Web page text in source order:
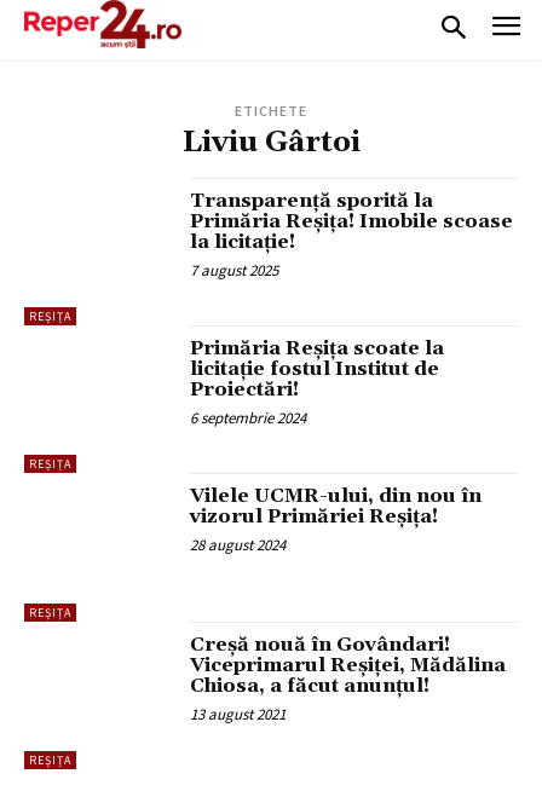
ETICHETE
Liviu Gârtoi
REȘIȚA
Transparență sporită la
Primăria Reșița! Imobile scoase
la licitație!
7 august 2025
REȘIȚA
Primăria Reșița scoate la
licitație fostul Institut de
Proiectări!
6 septembrie 2024
REȘIȚA
Vilele UCMR-ului, din nou în
vizorul Primăriei Reșița!
28 august 2024
REȘIȚA
Creșă nouă în Govândari!
Viceprimarul Reșiței, Mădălina
Chiosa, a făcut anunțul!
13 august 2021